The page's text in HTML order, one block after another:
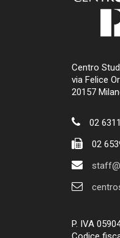
Centro
via Felice
20157
02
02
P. IVA